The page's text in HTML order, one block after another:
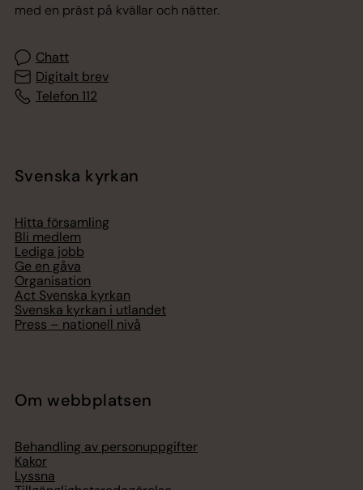
med en präst på kvällar och nätter.
Chatt
Digitalt brev
Telefon 112
Svenska kyrkan
Hitta församling
Bli medlem
Lediga jobb
Ge en gåva
Organisation
Act Svenska kyrkan
Svenska kyrkan i utlandet
Press – nationell nivå
Om webbplatsen
Behandling av personuppgifter
Kakor
Lyssna